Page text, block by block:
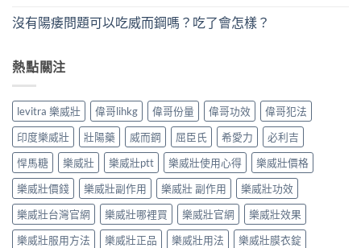
沒有陽痿問題可以吃威而鋼嗎？吃了會怎樣？
熱點關注
levitra 樂威壯 偉哥lihkg 偉哥份量 偉哥功效
偉哥犯法
印度樂威壯
壯陽藥 威而鋼 屈臣氏 希愛力
必利吉
悍馬糖
樂威壯 樂威壯ptt 樂威壯使用心得
樂威壯價格
樂威壯價錢
樂威壯副作用 樂威壯 副作用
樂威壯功效
樂威壯台灣官網
樂威壯哪裡買 樂威壯官網
樂威壯效果
樂威壯服用方法
樂威壯正品 樂威壯用法
樂威壯膜衣錠